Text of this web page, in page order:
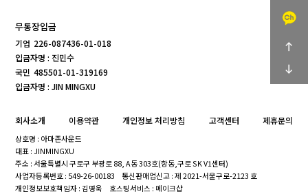
무통장입금
기업 226-087436-01-018
입금자명 : 진민수
국민 485501-01-319169
입금자명 : JIN MINGXU
회사소개 이용약관 개인정보 처리방침 고객센터 제휴문의
상호명 : 아마존사운드
대표 : JINMINGXU
주소 : 서울특별시 구로구 부광로 88, A동 303호(항동,구로 SK V1센터)
사업자등록번호 : 549-26-00183
통신판매업신고 : 제 2021-서울구로-2123 호
개인정보보호책임자 : 김명욱
호스팅서비스 : 메이크샵